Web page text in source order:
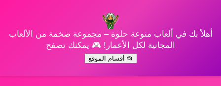
أهلاً بك في ألعاب منوعة حلوة – مجموعة ضخمة من الألعاب
المجانية لكل الأعمار! 🎮 يمكنك تصفح
📂 أقسام الموقع